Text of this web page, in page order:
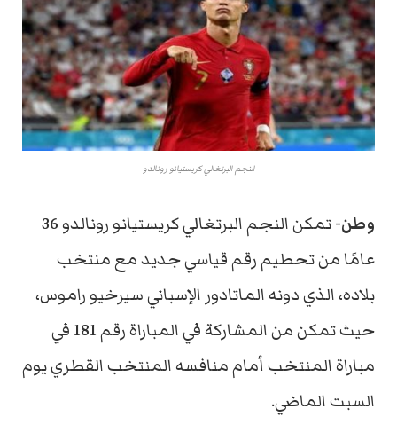
النجم البرتغالي كريستيانو رونالدو
وطن-
تمكن النجم البرتغالي كريستيانو رونالدو 36
عامًا من تحطيم رقم قياسي جديد مع منتخب
بلاده، الذي دونه الماتادور الإسباني سيرخيو راموس،
حيث تمكن من المشاركة في المباراة رقم 181 في
مباراة المنتخب أمام منافسه المنتخب القطري يوم
السبت الماضي.